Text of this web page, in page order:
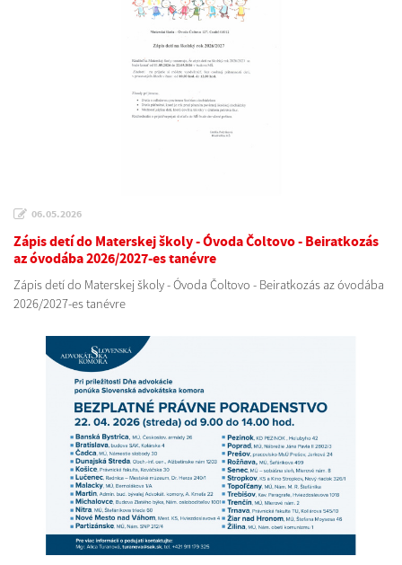
06.05.2026
Zápis detí do Materskej školy - Óvoda Čoltovo - Beiratkozás
az óvodába 2026/2027-es tanévre
Zápis detí do Materskej školy - Óvoda Čoltovo - Beiratkozás az óvodába
2026/2027-es tanévre